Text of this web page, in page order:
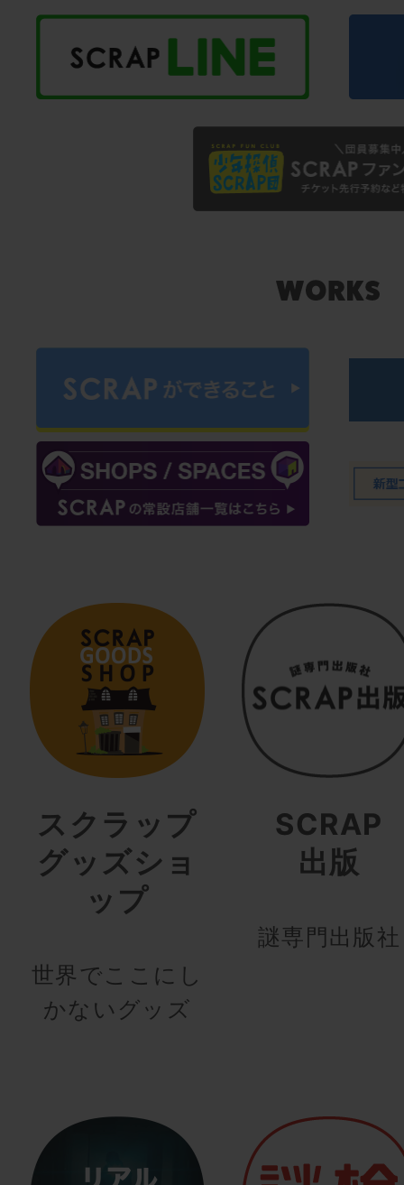
スクラップ
グッズショ
ップ
世界でここにし
かないグッズ
SCRAP
出版
謎専門出版社